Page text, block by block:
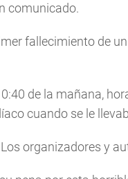
comunicado.
fallecimiento de
de la mañana,
cuando se le
organizadores y